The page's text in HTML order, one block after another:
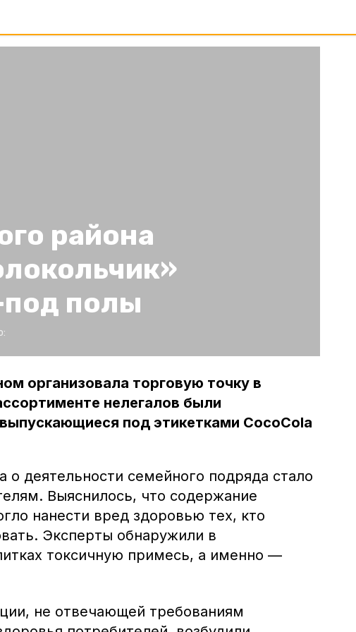
района
полы
организовала торговую точку в
нелегалов были
под этикетками CocoCola
о деятельности семейного подряда стало
Выяснилось, что содержание
нанести вред здоровью тех, кто
Эксперты обнаружили в
токсичную примесь, а именно —
не отвечающей требованиям